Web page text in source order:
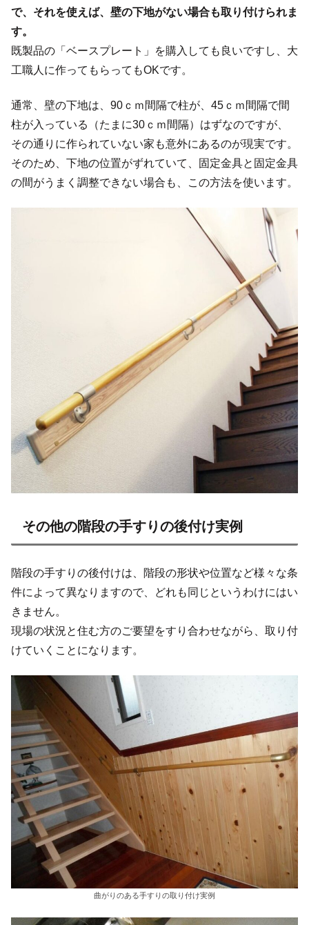
で、それを使えば、壁の下地がない場合も取り付けられま
す。
既製品の「ベースプレート」を購入しても良いですし、大
工職人に作ってもらってもOKです。
通常、 壁の下地は、90ｃｍ間隔で柱が、45ｃｍ間隔で間
柱が入っている（たまに30ｃｍ間隔）はずなのですが、
その通りに作られていない家も意外にあるのが現実です。
そのため、下地の位置がずれていて、固定金具と固定金具
の間がうまく調整できない場合も、この方法を使います。
その他の階段の手すりの後付け実例
階段の手すりの後付けは、階段の形状や位置など様々な条
件によって異なりますので、どれも同じというわけにはい
きません。
現場の状況と住む方のご要望をすり合わせながら、取り付
けていくことになります。
曲がりのある手すりの取り付け実例